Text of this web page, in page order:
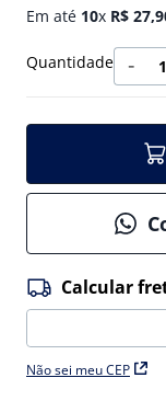
Em até 10x R$ 27,
Quantidade －
Não sei meu CEP